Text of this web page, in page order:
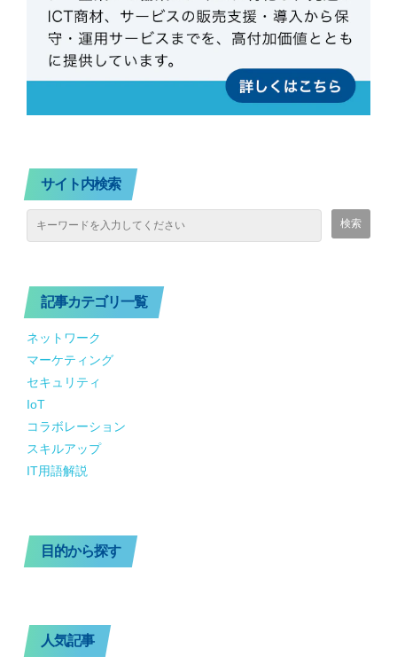
サイト内検索
記事カテゴリ一覧
ネットワーク
マーケティング
セキュリティ
IoT
コラボレーション
スキルアップ
IT用語解説
目的から探す
人気記事